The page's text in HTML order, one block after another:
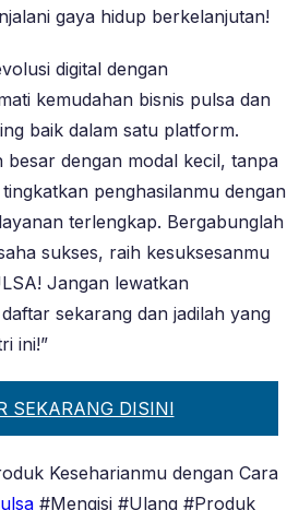
gaya hidup berkelanjutan!
digital dengan
kemudahan bisnis pulsa dan
baik dalam satu platform.
besar dengan modal kecil, tanpa
penghasilanmu dengan
terlengkap. Bergabunglah
sukses, raih kesuksesanmu
Jangan lewatkan
sekarang dan jadilah yang
ini!”
SEKARANG DISINI
Keseharianmu dengan Cara
#Mengisi #Ulang #Produk